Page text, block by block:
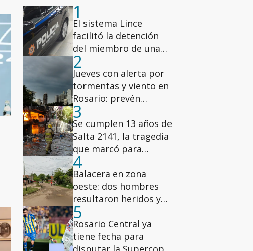
1
El sistema Lince
facilitó la detención
del miembro de una
banda narco vinculada
a Lichi Romero
2
Jueves con alerta por
tormentas y viento en
Rosario: prevén
ráfagas de hasta 78
km/h
3
Se cumplen 13 años de
Salta 2141, la tragedia
que marcó para
siempre a Rosario
4
Balacera en zona
oeste: dos hombres
resultaron heridos y
uno fue hospitalizado
5
Rosario Central ya
tiene fecha para